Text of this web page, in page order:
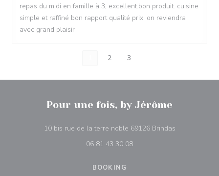
repas du midi en famille à 3, excellent.bon produit. cuisine
simple et raffiné bon rapport qualité prix. on reviendra
avec grand plaisir
2 3
Pour une fois, by Jérôme
10 bis rue de la terre noble 69126 Brindas((opens in a
06 81 43 30 08
BOOKING